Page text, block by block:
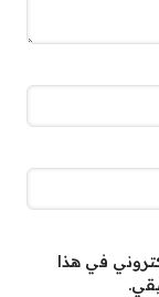
في هذا